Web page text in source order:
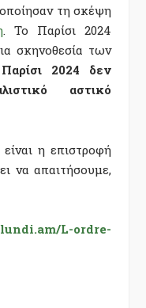
τη σκέψη
. Το Παρίσι 2024
σκηνοθεσία των
2024 δεν
αστικό
η επιστροφή
να απαιτήσουμε,
L-ordre-